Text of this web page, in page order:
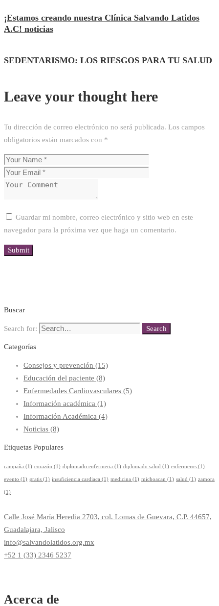
¡Estamos creando nuestra Clínica Salvando Latidos
A.C! noticias
SEDENTARISMO: LOS RIESGOS PARA TU SALUD
Leave your thought here
Tu dirección de correo electrónico no será publicada. Los campos
obligatorios están marcados con *
Guardar mi nombre, correo electrónico y sitio web en este
navegador para la próxima vez que haga un comentario.
Buscar
Search for: Search
Categorías
Consejos y prevención (15)
Educación del paciente (8)
Enfermedades Cardiovasculares (5)
Información académica (1)
Información Académica (4)
Noticias (8)
Etiquetas Populares
campaña (1) corazón (1) diplomado enfermeria (1) diplomado salud (1) enfermeros (1)
evento (1) gratis (1) insuficiencia cardiaca (1) medicina (1) michoacan (1) salud (1) zamora
(1)
Calle José María Heredia 2703, col. Lomas de Guevara, C.P. 44657,
Guadalajara, Jalisco
info@salvandolatidos.org.mx
+52 1 (33) 2346 5237
Acerca de